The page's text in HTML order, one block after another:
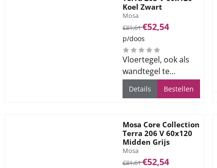
Koel Zwart
Merk:
Mosa
Van 81,61 voor 52,54
€81,61€52,54
p/doos
Vloertegel, ook als
wandtegel te
gebruiken, voor alle
ruimtes
Details Bestellen
Mosa Core Collection
Terra 206 V 60x120
Midden Grijs
Merk:
Mosa
Van 81,61 voor 52,54
€81,61€52,54